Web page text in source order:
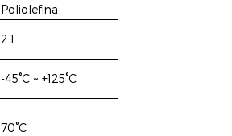
Poliolefina
2:1
-45°C ~ +125°C
70°C